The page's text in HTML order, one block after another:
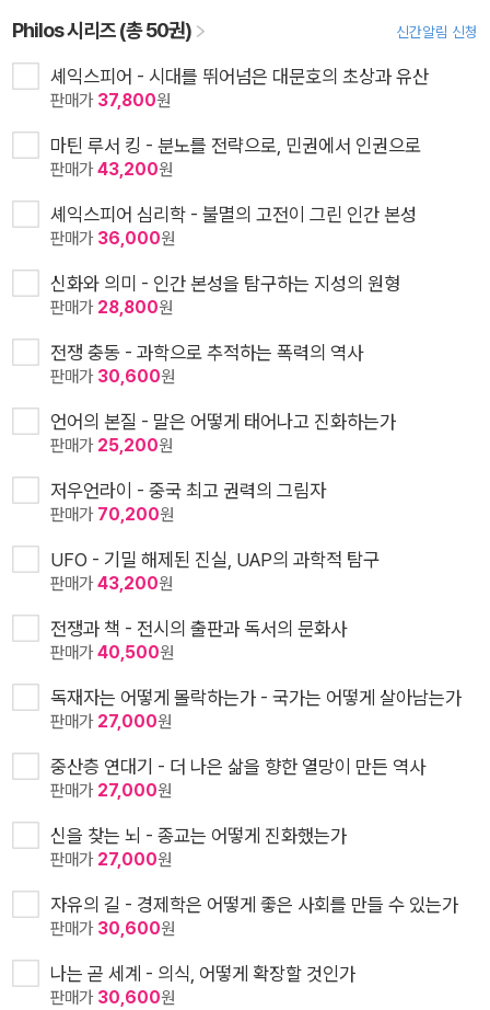
Philos 시리즈 (총 50권) 신간알림 신청
셰익스피어 - 시대를 뛰어넘은 대문호의 초상과 유산
판매가 37,800원
마틴 루서 킹 - 분노를 전략으로, 민권에서 인권으로
판매가43,200원
셰익스피어 심리학 - 불멸의 고전이 그린 인간 본성
판매가 36,000원
신화와 의미 - 인간 본성을 탐구하는 지성의 원형
판매가 28,800원
전쟁 충동 - 과학으로 추적하는 폭력의 역사
판매가 30,600원
언어의 본질 - 말은 어떻게 태어나고 진화하는가
판매가 25,200원
저우언라이 - 중국 최고 권력의 그림자
판매가 70,200원
UFO - 기밀 해제된 진실, UAP의 과학적 탐구
판매가43,200원
전쟁과 책 - 전시의 출판과 독서의 문화사
판매가40,500원
독재자는 어떻게 몰락하는가 - 국가는 어떻게 살아남는가
판매가 27,000원
중산층 연대기 - 더 나은 삶을 향한 열망이 만든 역사
판매가 27,000원
신을 찾는 뇌 - 종교는 어떻게 진화했는가
판매가 27,000원
자유의 길 - 경제학은 어떻게 좋은 사회를 만들 수 있는가
판매가 30,600원
나는 곧 세계 - 의식, 어떻게 확장할 것인가
판매가 30,600원